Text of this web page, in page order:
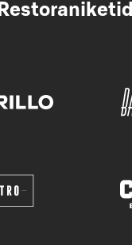
Restoraniketid